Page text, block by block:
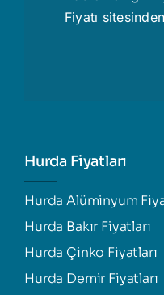
Fiyatı
Hurda Fiyatları
Hurda Alüminyum
Hurda Bakır Fiyatları
Hurda Çinko Fiyatları
Hurda Demir Fiyatları